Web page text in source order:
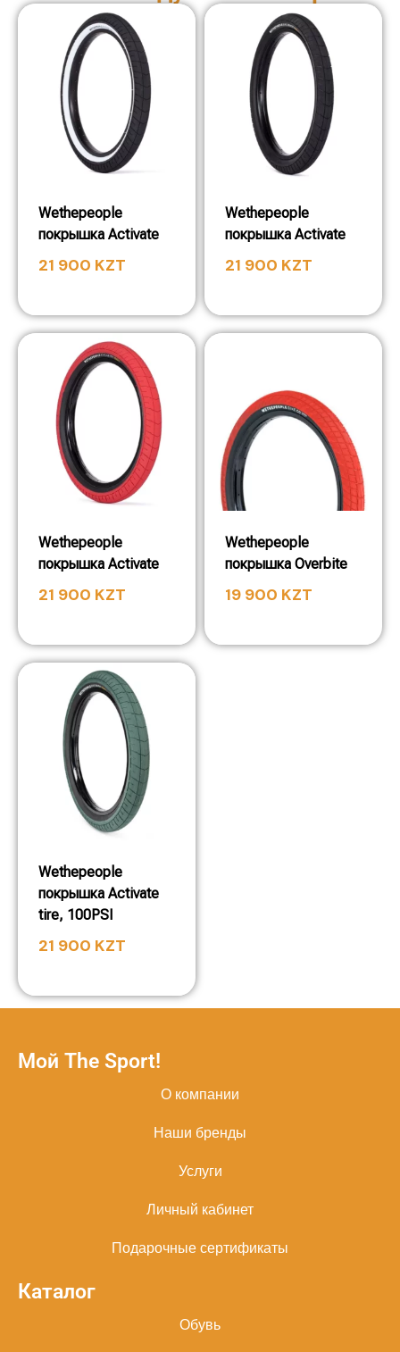
Wethepeople
покрышка Activate
21 900 KZT
Wethepeople
покрышка Activate
21 900 KZT
Wethepeople
покрышка Activate
21 900 KZT
Wethepeople
покрышка Overbite
19 900 KZT
Wethepeople
покрышка Activate
tire, 100PSI
21 900 KZT
Мой The Sport!
О компании
Наши бренды
Услуги
Личный кабинет
Подарочные сертификаты
Каталог
Обувь